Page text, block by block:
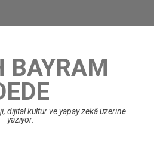
BAYRAM
dijital kültür ve yapay zekâ üzerine
yazıyor.